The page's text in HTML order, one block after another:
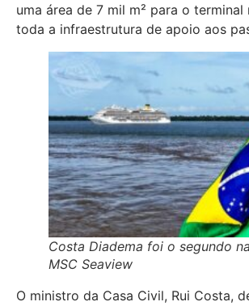
uma área de 7 mil m² para o
toda a infraestrutura de apoio aos
Costa Diadema foi o segundo
MSC Seaview
O ministro da Casa Civil, Rui Costa,